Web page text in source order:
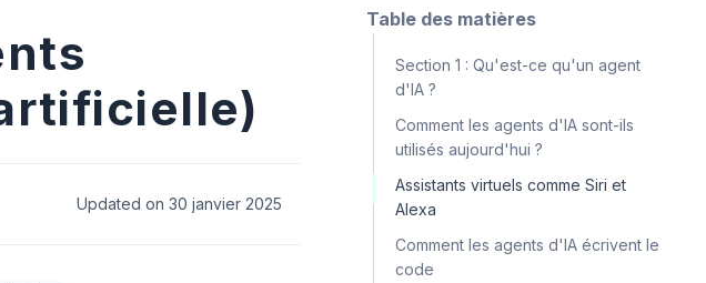
Updated on 30 janvier 2025
Table des matières
Section 1 : Qu'est-ce qu'un agent
d'IA ?
Comment les agents d'IA sont-ils
utilisés aujourd'hui ?
Assistants virtuels comme Siri et
Alexa
Comment les agents d'IA écrivent le
code